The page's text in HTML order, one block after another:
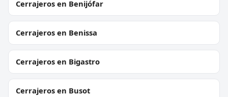
Cerrajeros en Benijófar
Cerrajeros en Benissa
Cerrajeros en Bigastro
Cerrajeros en Busot